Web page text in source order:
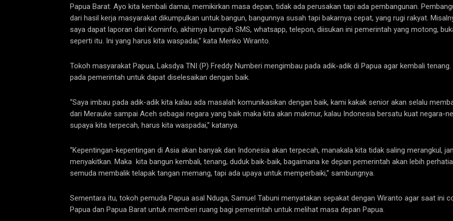
Papua Barat. Ayo kita kembali damai, memikirkan masa depan, tidak ada perusakan tapi ada pembangunan.
dari hasil kerja masyarakat dikumpulkan untuk bangun, bangunnya susah tapi bakarnya cepat, yang rugi rakyat.
saya dapat laporan dari Kominfo, akhirnya lumpuh SMS, whatsapp, telepon, diisukan ini pemerintah yang motong,
seperti itu. Ini yang harus kita waspadai,” kata Menko Wiranto.
Tokoh masyarakat Papua, Laksdya TNI (P) Freddy Numberi mengimbau pada adik-adik di Papua agar kembali
pada pemerintah untuk dapat diselesaikan dengan baik.
“Saya imbau pada adik-adik kita kalau ada masalah komunikasikan dengan baik, kami kakak senior akan selalu
dari Merauke sampai Aceh sebagai negara yang baik maka kita akan makmur, kalau Indonesia bersatu kuat negara-
supaya kita terpecah, harus kita waspadai,” katanya.
“Kepentingan-kepentingan di Asia akan banyak dan Indonesia akan terpecah, manakala kita tidak saling merangkul,
menyakitkan. Maka kita bangun kembali, tenang, duduk baik-baik, bagaimana ke depan pemerintah akan lebih
semuda membalik telapak tangan memang, tapi ada upaya untuk memperbaiki,” sambungnya.
Sementara itu, tokoh pemuda Papua asal Nduga, Samuel Tabuni menyatakan sepakat dengan Wiranto agar saat ini
Papua dan Papua Barat untuk memberi ruang bagi pemerintah untuk melihat masa depan Papua.